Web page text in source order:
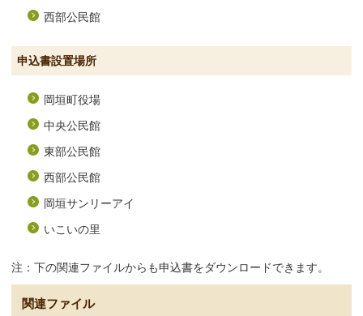
西部公民館
申込書設置場所
岡垣町役場
中央公民館
東部公民館
西部公民館
岡垣サンリーアイ
いこいの里
注：下の関連ファイルからも申込書をダウンロードできます。
関連ファイル